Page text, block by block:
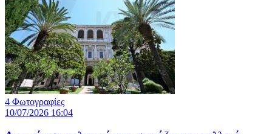
4 Φωτογραφίες
10/07/2026 16:04